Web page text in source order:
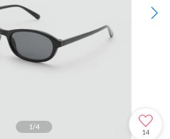
1/4
14